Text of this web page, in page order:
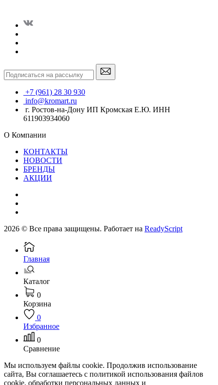
+7 (961) 28 30 930
info@kromart.ru
г. Ростов-на-Дону ИП Кромская Е.Ю. ИНН
611903934060
О Компании
КОНТАКТЫ
НОВОСТИ
БРЕНДЫ
АКЦИИ
2026 © Все права защищены. Работает на ReadyScript
Главная
Каталог
0
Корзина
0
Избранное
0
Сравнение
Мы используем файлы cookie. Продолжив использование
сайта, Вы соглашаетесь с политикой использования файлов
cookie, обработки персональных данных и